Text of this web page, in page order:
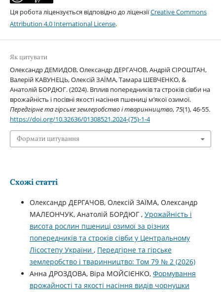
Ця робота ліцензується відповідно до ліцензіїCreative Commons
Attribution 4.0 International License.
Як цитувати
Олександр ДЕМИДОВ, Олександр ДЕРГАЧОВ, Андрій СІРОШТАН,
Валерій КАВУНЕЦЬ, Олексій ЗАЇМА, Тамара ШЕВЧЕНКО, &
Анатолій БОРДЮГ. (2024). Вплив попередників та строків сівби на
врожайність і посівні якості насіння пшениці м’якої озимої.
Передгірне та гірське землеробство і тваринництво, 75(1), 46-55.
https://doi.org/10.32636/01308521.2024-(75)-1-4
Формати цитування
Схожі статті
Олександр ДЕРГАЧОВ, Олексій ЗАЇМА, Олександр
МАЛЕОНЧУК, Анатолій БОРДЮГ , Урожайність і
висота рослин пшениці озимої за різних
попередників та строків сівби у Центральному
Лісостепу України , Передгірне та гірське
землеробство і тваринництво: Том 79 № 2 (2026)
Анна ДРОЗДОВА, Віра МОЙСІЄНКО, Формування
врожайності та якості насіння видів чорнушки